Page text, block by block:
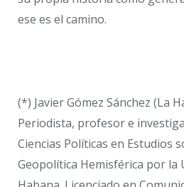
ese es el camino.
(*) Javier Gómez Sánchez (La
Periodista, profesor e
Ciencias Políticas en Estudios
Geopolítica Hemisférica por la